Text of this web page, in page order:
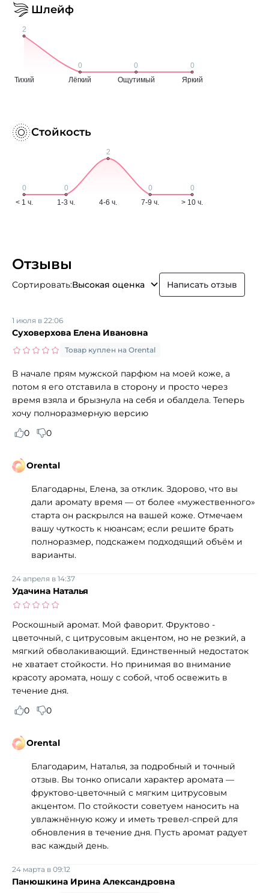
Шлейф
Стойкость
Отзывы
Сортировать:Высокая оценка Написать отзыв
Суховерхова Елена Ивановна
1 июля в 22:06
Товар куплен на Orental
В начале прям мужской парфюм на моей коже, а
потом я его отставила в сторону и просто через
время взяла и брызнула на себя и обалдела. Теперь
хочу полноразмерную версию
0
0
Orental
Благодарны, Елена, за отклик. Здорово, что вы
дали аромату время — от более «мужественного»
старта он раскрылся на вашей коже. Отмечаем
вашу чуткость к нюансам; если решите брать
полноразмер, подскажем подходящий объём и
варианты.
Удачина Наталья
24 апреля в 14:37
Роскошный аромат. Мой фаворит. Фруктово -
цветочный, с цитрусовым акцентом, но не резкий, а
мягкий обволакивающий. Единственный недостаток
не хватает стойкости. Но принимая во внимание
красоту аромата, ношу с собой, чтоб освежить в
течение дня.
0
0
Orental
Благодарим, Наталья, за подробный и точный
отзыв. Вы тонко описали характер аромата —
фруктово‑цветочный с мягким цитрусовым
акцентом. По стойкости советуем наносить на
увлажнённую кожу и иметь тревел‑спрей для
обновления в течение дня. Пусть аромат радует
вас каждый день.
Панюшкина Ирина Александровна
24 марта в 09:12